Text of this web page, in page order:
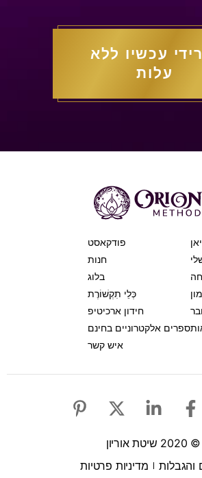
עכשיו ללא
עלות
פודקאסט
חנות
בלוג
כְּלֵי תִקְשׁוֹרֶת
חידון ארכיטיפ
ספרים אלקטרוניים בחינם
איש קשר
© 2020 שיטת אוריון
והגבלות
מדיניות פרטיות